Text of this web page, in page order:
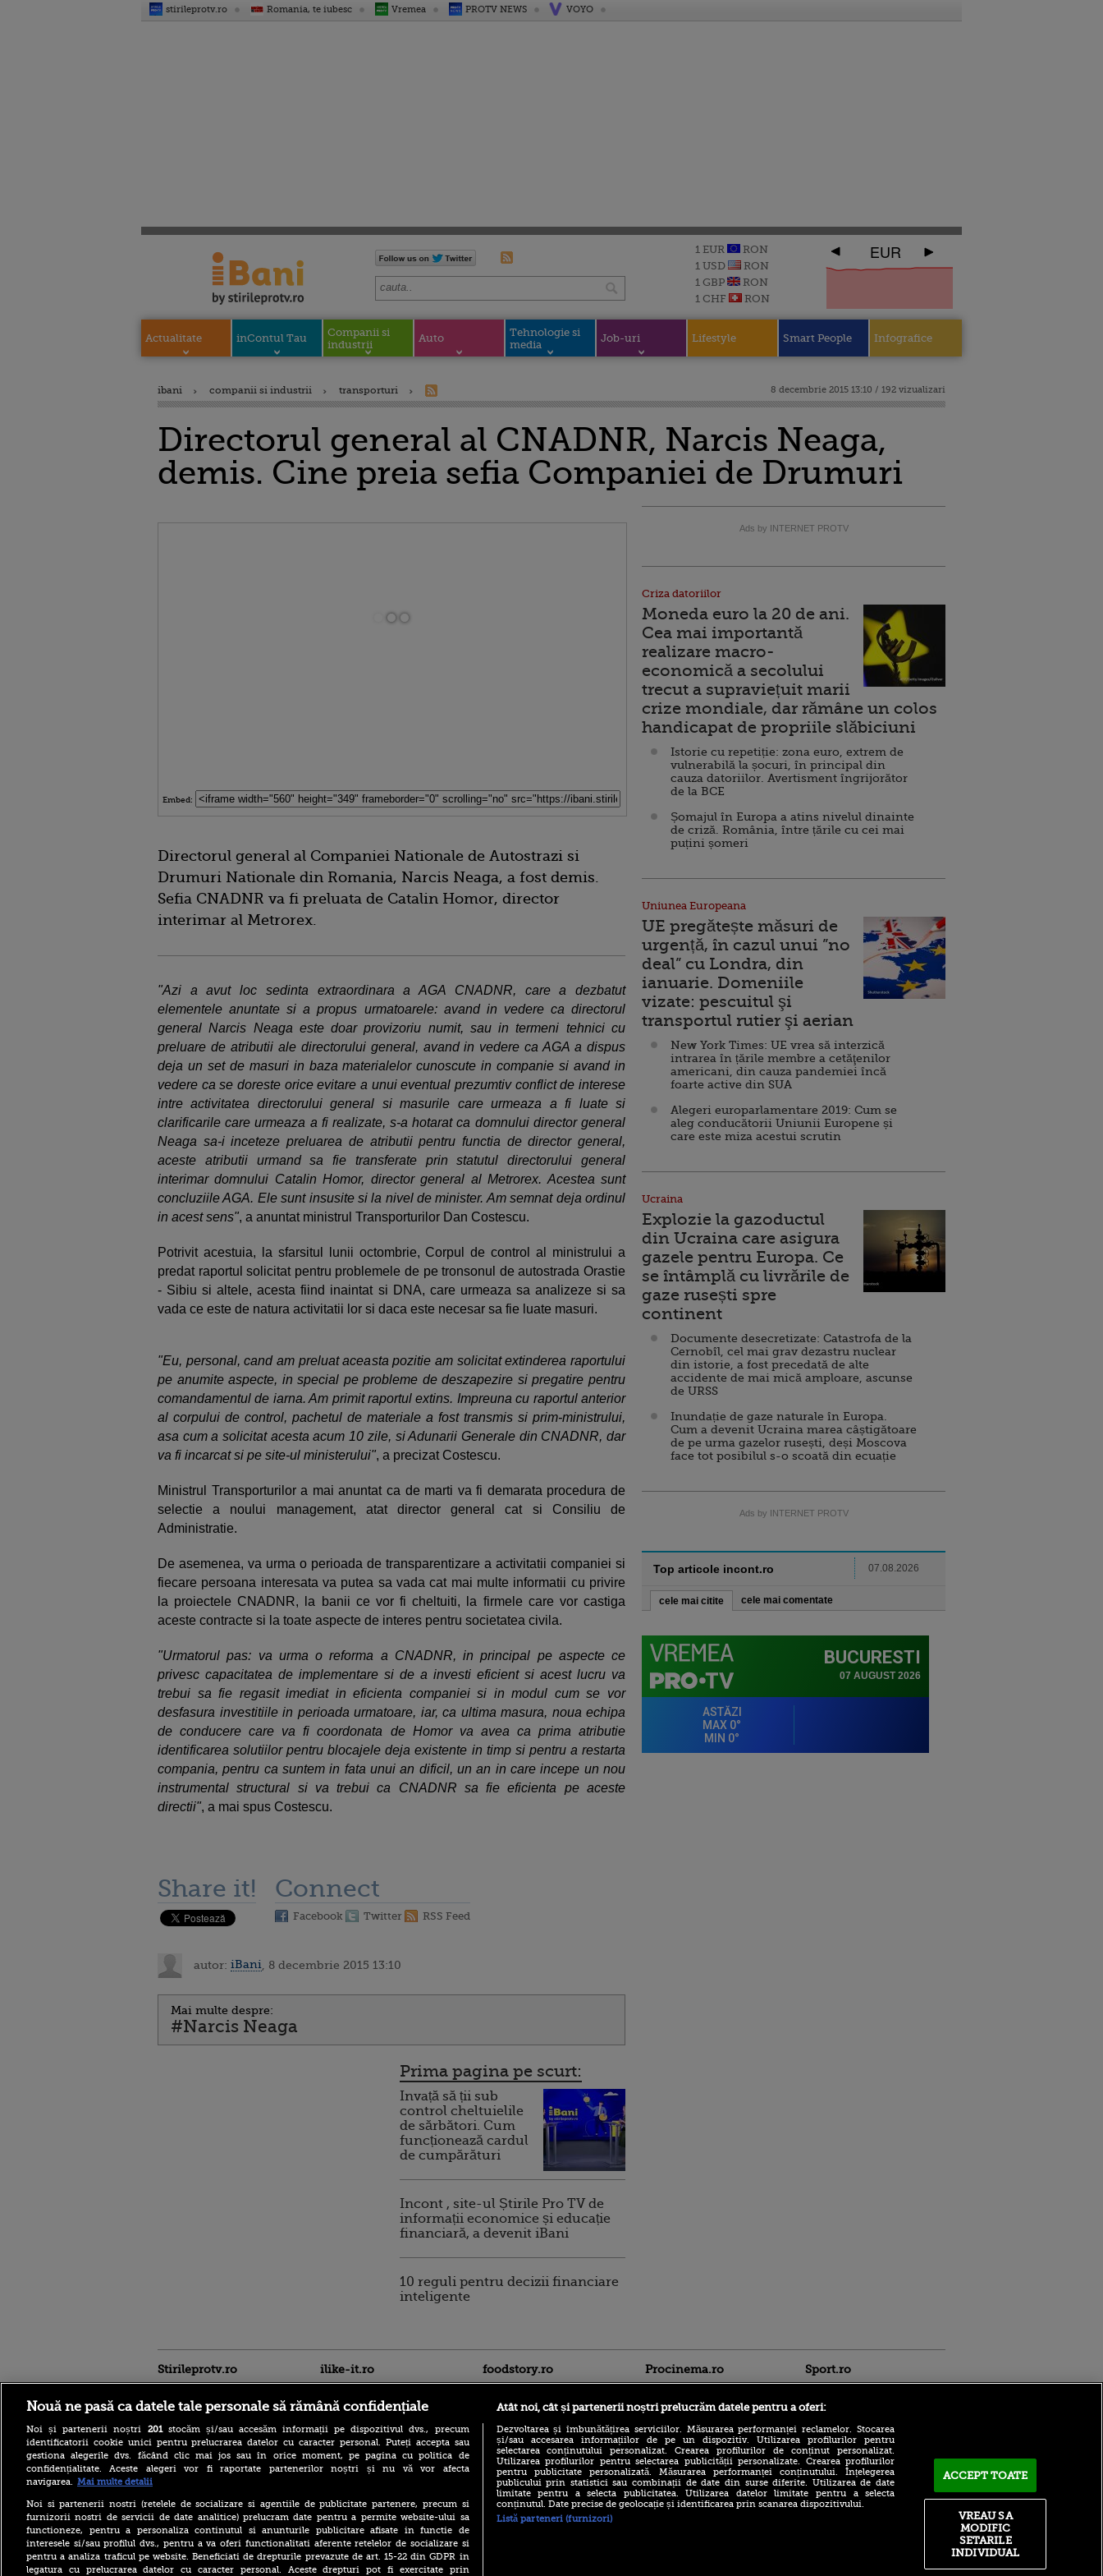
stirileprotv.ro Romania, te iubesc Vremea PROTV NEWS VOYO
1 EUR
RON
1 USD
RON
1 GBP
RON
1 CHF
RON
EUR
Actualitate inContul Tau
Companii si
industrii
Auto
Tehnologie si
media
Job-uri Lifestyle Smart People Infografice
ibani companii si industrii transporturi 8 decembrie 2015 13:10 / 192 vizualizari
Directorul general al CNADNR, Narcis Neaga,
demis. Cine preia sefia Companiei de Drumuri
Embed:
Directorul general al Companiei Nationale de Autostrazi si
Drumuri Nationale din Romania, Narcis Neaga, a fost demis.
Sefia CNADNR va fi preluata de Catalin Homor, director
interimar al Metrorex.
"Azi a avut loc sedinta extraordinara a AGA CNADNR, care a dezbatut
elementele anuntate si a propus urmatoarele: avand in vedere ca directorul
general Narcis Neaga este doar provizoriu numit, sau in termeni tehnici cu
preluare de atributii ale directorului general, avand in vedere ca AGA a dispus
deja un set de masuri in baza materialelor cunoscute in companie si avand in
vedere ca se doreste orice evitare a unui eventual prezumtiv conflict de interese
intre activitatea directorului general si masurile care urmeaza a fi luate si
clarificarile care urmeaza a fi realizate, s-a hotarat ca domnului director general
Neaga sa-i inceteze preluarea de atributii pentru functia de director general,
aceste atributii urmand sa fie transferate prin statutul directorului general
interimar domnului Catalin Homor, director general al Metrorex. Acestea sunt
concluziile AGA. Ele sunt insusite si la nivel de minister. Am semnat deja ordinul
in acest sens", a anuntat ministrul Transporturilor Dan Costescu.
Potrivit acestuia, la sfarsitul lunii octombrie, Corpul de control al ministrului a
predat raportul solicitat pentru problemele de pe tronsonul de autostrada Orastie
- Sibiu si altele, acesta fiind inaintat si DNA, care urmeaza sa analizeze si sa
vada ce este de natura activitatii lor si daca este necesar sa fie luate masuri.
"Eu, personal, cand am preluat aceasta pozitie am solicitat extinderea raportului
pe anumite aspecte, in special pe probleme de deszapezire si pregatire pentru
comandamentul de iarna. Am primit raportul extins. Impreuna cu raportul anterior
al corpului de control, pachetul de materiale a fost transmis si prim-ministrului,
asa cum a solicitat acesta acum 10 zile, si Adunarii Generale din CNADNR, dar
va fi incarcat si pe site-ul ministerului", a precizat Costescu.
Ministrul Transporturilor a mai anuntat ca de marti va fi demarata procedura de
selectie a noului management, atat director general cat si Consiliu de
Administratie.
De asemenea, va urma o perioada de transparentizare a activitatii companiei si
fiecare persoana interesata va putea sa vada cat mai multe informatii cu privire
la proiectele CNADNR, la banii ce vor fi cheltuiti, la firmele care vor castiga
aceste contracte si la toate aspecte de interes pentru societatea civila.
"Urmatorul pas: va urma o reforma a CNADNR, in principal pe aspecte ce
privesc capacitatea de implementare si de a investi eficient si acest lucru va
trebui sa fie regasit imediat in eficienta companiei si in modul cum se vor
desfasura investitiile in perioada urmatoare, iar, ca ultima masura, noua echipa
de conducere care va fi coordonata de Homor va avea ca prima atributie
identificarea solutiilor pentru blocajele deja existente in timp si pentru a restarta
compania, pentru ca suntem in fata unui an dificil, un an in care incepe un nou
instrumental structural si va trebui ca CNADNR sa fie eficienta pe aceste
directii", a mai spus Costescu.
Share it! Connect
Facebook Twitter RSS Feed
autor: iBani , 8 decembrie 2015 13:10
Mai multe despre:
#Narcis Neaga
Prima pagina pe scurt:
Invață să ții sub
control cheltuielile
de sărbători. Cum
funcționează cardul
de cumpărături
Incont , site-ul Știrile Pro TV de
informații economice și educație
financiară, a devenit iBani
10 reguli pentru decizii financiare
inteligente
Ads by INTERNET PROTV
Criza datoriilor
Moneda euro la 20 de ani.
Cea mai importantă
realizare macro-
economică a secolului
trecut a supraviețuit marii
crize mondiale, dar rămâne un colos
handicapat de propriile slăbiciuni
Istorie cu repetiție: zona euro, extrem de
vulnerabilă la șocuri, în principal din
cauza datoriilor. Avertisment îngrijorător
de la BCE
Șomajul în Europa a atins nivelul dinainte
de criză. România, între țările cu cei mai
puțini șomeri
Uniunea Europeana
UE pregătește măsuri de
urgență, în cazul unui ”no
deal” cu Londra, din
ianuarie. Domeniile
vizate: pescuitul şi
transportul rutier şi aerian
New York Times: UE vrea să interzică
intrarea în țările membre a cetăţenilor
americani, din cauza pandemiei încă
foarte active din SUA
Alegeri europarlamentare 2019: Cum se
aleg conducătorii Uniunii Europene și
care este miza acestui scrutin
Ucraina
Explozie la gazoductul
din Ucraina care asigura
gazele pentru Europa. Ce
se întâmplă cu livrările de
gaze rusești spre
continent
Documente desecretizate: Catastrofa de la
Cernobîl, cel mai grav dezastru nuclear
din istorie, a fost precedată de alte
accidente de mai mică amploare, ascunse
de URSS
Inundație de gaze naturale în Europa.
Cum a devenit Ucraina marea câștigătoare
de pe urma gazelor rusești, deși Moscova
face tot posibilul s-o scoată din ecuație
Ads by INTERNET PROTV
Top articole incont.ro 07.08.2026
cele mai citite cele mai comentate
Stirileprotv.ro
WHIB, trupa K-pop în plină
frumoasă și mai
fermecătoare decât ne
imaginam”
Cod galben de inundații pe
râuri din 18 bazine
hidrografice, până sâmbătă
ilike-it.ro foodstory.ro
(P) Descoperă Lumea
Evenimentelor din România
cu Transilvania Events!
Procinema.ro
Emoții intense pentru
Sebastian Stan! Iubita lui,
Sport.ro
Controversat: WTA va
începe să testeze genetic
jucătoarele de top,
la CFR Cluj prinde contur!
Nouă ne pasă ca datele tale personale să rămână confidențiale
Noi și partenerii noștri 201stocăm și/sau accesăm informații pe dispozitivul dvs., precum
identificatorii cookie unici pentru prelucrarea datelor cu caracter personal. Puteți accepta sau
gestiona alegerile dvs. făcând clic mai jos sau în orice moment, pe pagina cu politica de
confidențialitate. Aceste alegeri vor fi raportate partenerilor noștri și nu vă vor afecta
navigarea. Mai multe detalii
Noi si partenerii nostri (retelele de socializare si agentiile de publicitate partenere, precum si
furnizorii nostri de servicii de date analitice) prelucram date pentru a permite website-ului sa
functioneze, pentru a personaliza continutul si anunturile publicitare afisate in functie de
interesele si/sau profilul dvs., pentru a va oferi functionalitati aferente retelelor de socializare si
pentru a analiza traficul pe website. Beneficiati de drepturile prevazute de art. 15-22 din GDPR in
legatura cu prelucrarea datelor cu caracter personal. Aceste drepturi pot fi exercitate prin
Atât noi, cât și partenerii noștri prelucrăm datele pentru a oferi:
Dezvoltarea și îmbunătățirea serviciilor. Măsurarea performanței reclamelor. Stocarea
și/sau accesarea informațiilor de pe un dispozitiv. Utilizarea profilurilor pentru
selectarea conținutului personalizat. Crearea profilurilor de conținut personalizat.
Utilizarea profilurilor pentru selectarea publicității personalizate. Crearea profilurilor
pentru publicitate personalizată. Măsurarea performanței conținutului. Înțelegerea
publicului prin statistici sau combinații de date din surse diferite. Utilizarea de date
limitate pentru a selecta publicitatea. Utilizarea datelor limitate pentru a selecta
conținutul. Date precise de geolocație și identificarea prin scanarea dispozitivului.
Listă parteneri (furnizori)
ACCEPT TOATE
VREAU SA
MODIFIC
SETARILE
INDIVIDUAL